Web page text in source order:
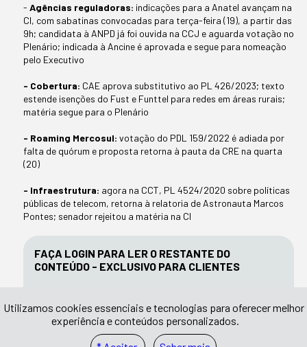
Utilizamos cookies essenciais e tecnologias para oferecer melhor
experiência e conteúdos personalizados.
- Agências reguladoras: indicações para a Anatel avançam na
CI, com sabatinas convocadas para terça-feira (19), a partir das
9h; candidata à ANPD já foi ouvida na CCJ e aguarda votação no
Plenário; indicada à Ancine é aprovada e segue para nomeação
pelo Executivo
- Cobertura: CAE aprova substitutivo ao PL 426/2023; texto
estende isenções do Fust e Funttel para redes em áreas rurais;
matéria segue para o Plenário
- Roaming Mercosul: votação do PDL 159/2022 é adiada por
falta de quórum e proposta retorna à pauta da CRE na quarta
(20)
- Infraestrutura: agora na CCT, PL 4524/2020 sobre políticas
públicas de telecom, retorna à relatoria de Astronauta Marcos
Pontes; senador rejeitou a matéria na CI
FAÇA LOGIN PARA LER O RESTANTE DO
CONTEÚDO - EXCLUSIVO PARA CLIENTES